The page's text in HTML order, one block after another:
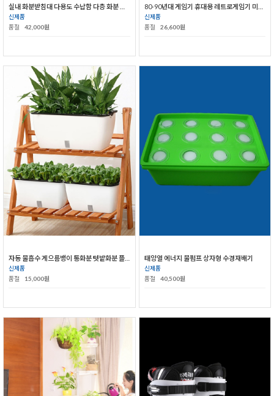
신제품
품절
42,000원
신제품
품절
26,600원
신제품
품절
15,000원
태양열 에너지 물펌프 상자형 수경재배기
신제품
품절
40,500원